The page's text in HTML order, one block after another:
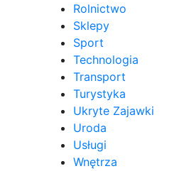
Rolnictwo
Sklepy
Sport
Technologia
Transport
Turystyka
Ukryte Zajawki
Uroda
Usługi
Wnętrza